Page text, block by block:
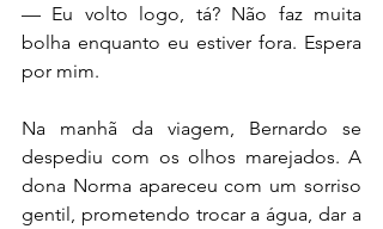
— Eu volto logo, tá? Não faz muita
bolha enquanto eu estiver fora. Espera
por mim.
Na manhã da viagem, Bernardo se
despediu com os olhos marejados. A
dona Norma apareceu com um sorriso
gentil, prometendo trocar a água, dar a